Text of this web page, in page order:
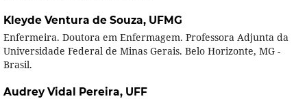
Kleyde Ventura de Souza, UFMG
Enfermeira. Doutora em Enfermagem. Professora Adjunta da
Universidade Federal de Minas Gerais. Belo Horizonte, MG -
Brasil.
Audrey Vidal Pereira, UFF